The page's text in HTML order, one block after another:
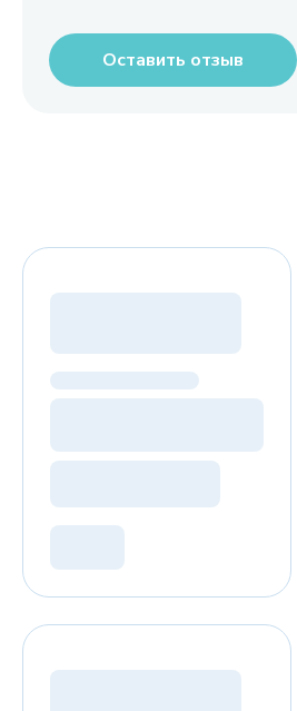
Оставить отзыв